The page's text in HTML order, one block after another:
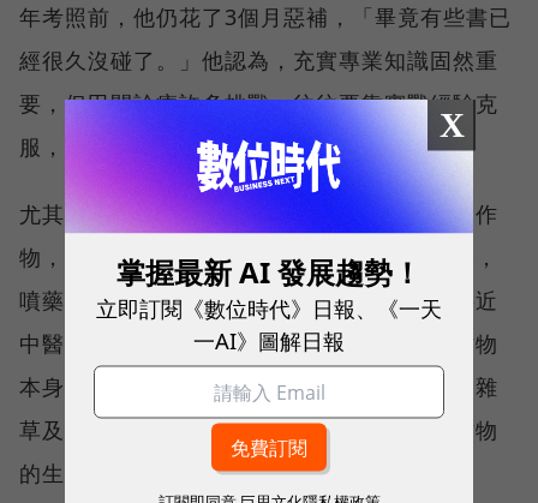
年考照前，他仍花了3個月惡補，「畢竟有些書已
經很久沒碰了。」他認為，充實專業知識固然重
要，但田間診療許多挑戰，往往要靠實戰經驗克
服，「偶爾還是會碰到沒遇過的病例。」
尤其植物診斷方式百百種，比方說一株枯黃的作
物，有些診療師可能認定得了傳染病、病蟲害，
噴藥或施肥即可改善。「我的看診方式比較接近
中醫，希望從田間的根本環境改善。」除了作物
本身的根莖葉、花果實外，他還會觀察土壤、雜
草及水文，甚或出動空拍機，上天俯瞰整片作物
的生長方向。
X
掌握最新 AI 發展趨勢！
立即訂閱《數位時代》日報、《一天
一AI》圖解日報